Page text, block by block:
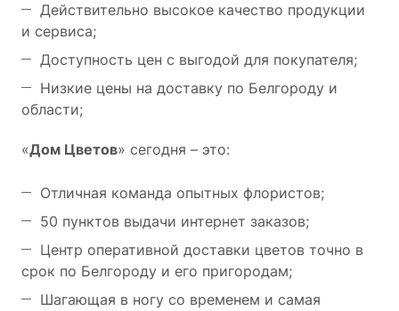
Действительно высокое качество продукции
и сервиса;
Доступность цен с выгодой для покупателя;
Низкие цены на доставку по Белгороду и
области;
«Дом Цветов» сегодня – это:
Отличная команда опытных флористов;
50 пунктов выдачи интернет заказов;
Центр оперативной доставки цветов точно в
срок по Белгороду и его пригородам;
Шагающая в ногу со временем и самая